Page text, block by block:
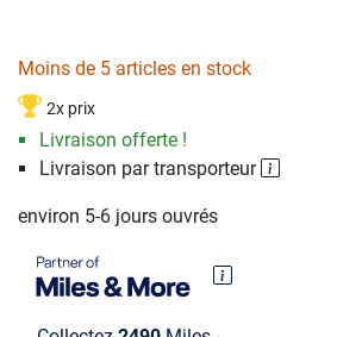
Moins de 5 articles en stock
2x prix
Livraison offerte !
Livraison par transporteur
environ 5-6 jours ouvrés